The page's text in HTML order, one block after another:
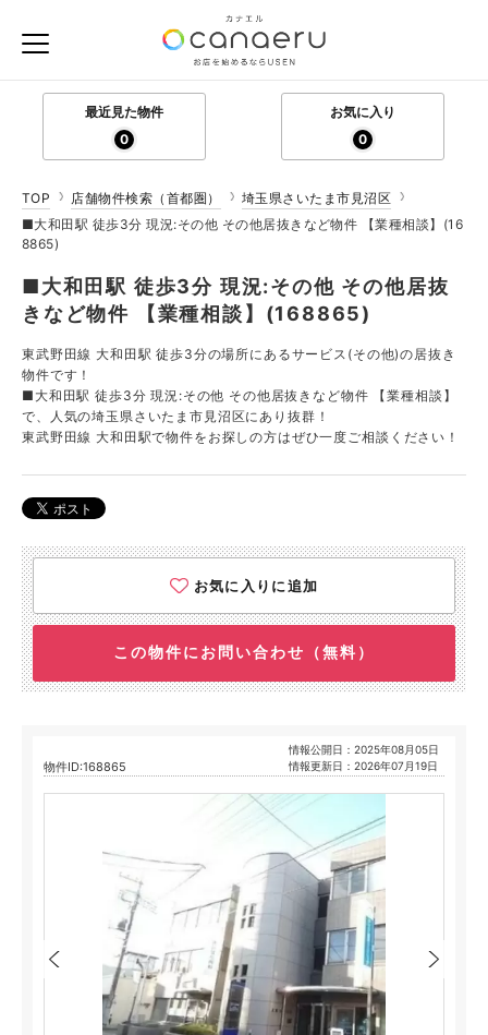
最近見た物件
0
お気に入り
0
TOP 店舗物件検索（首都圏）
埼玉県さいたま市見沼区
■大和田駅 徒歩3分 現況:その他 その他居抜きなど物件 【業種相談】(16
8865)
■大和田駅 徒歩3分 現況:その他 その他居抜
きなど物件 【業種相談】(168865)
東武野田線 大和田駅 徒歩3分の場所にあるサービス(その他)の居抜き
物件です！
■大和田駅 徒歩3分 現況:その他 その他居抜きなど物件 【業種相談】
で、人気の埼玉県さいたま市見沼区にあり抜群！
東武野田線 大和田駅で物件をお探しの方はぜひ一度ご相談ください！
お気に入りに追加
この物件にお問い合わせ（無料）
物件ID:168865
情報公開日：2025年08月05日
情報更新日：2026年07月19日